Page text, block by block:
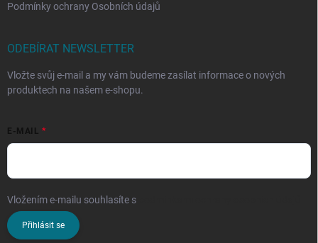
Podmínky ochrany Osobních údajů
ODEBÍRAT NEWSLETTER
Vložte svůj e-mail a my vám budeme zasílat informace o nových
produktech na našem e-shopu.
E-MAIL
Vložením e-mailu souhlasíte s
Přihlásit se